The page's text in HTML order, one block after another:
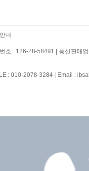
내
호 : 126-28-58491
통신판매
: 010-2078-3284 Email :